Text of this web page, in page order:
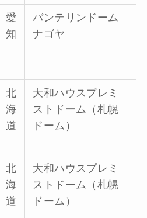
愛
知
バンテリンドーム
ナゴヤ
北
海
道
大和ハウスプレミ
ストドーム（札幌
ドーム）
北
海
道
大和ハウスプレミ
ストドーム（札幌
ドーム）